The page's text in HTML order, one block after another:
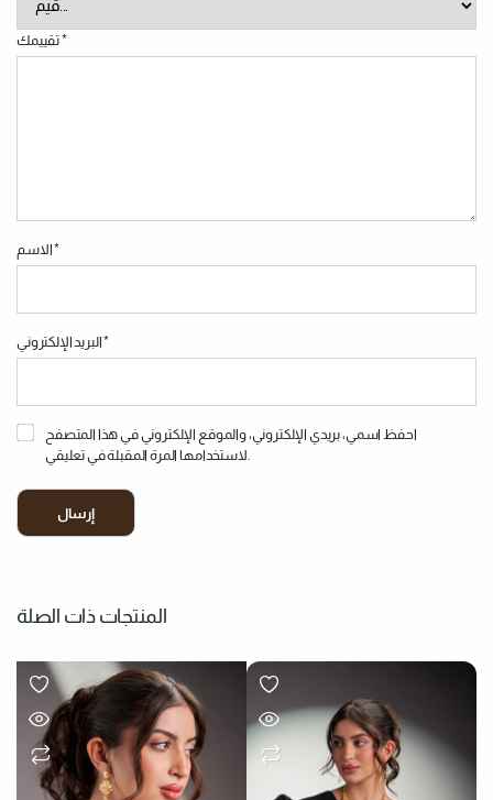
*
الاسم*
البريد الإلكتروني*
احفظ اسمي، بريدي الإلكتروني، والموقع الإلكتروني في هذا المتصفح
المنتجات ذات الصلة